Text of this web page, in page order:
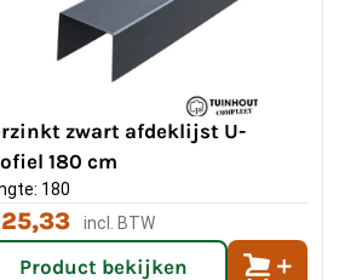
zwart afdeklijst U-
180 cm
180
incl. BTW
Product bekijken